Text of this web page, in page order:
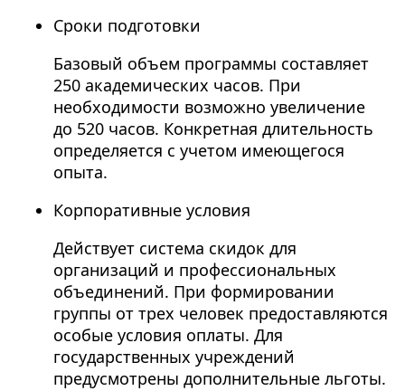
Сроки подготовки
Базовый объем программы составляет
250 академических часов. При
необходимости возможно увеличение
до 520 часов. Конкретная длительность
определяется с учетом имеющегося
опыта.
Корпоративные условия
Действует система скидок для
организаций и профессиональных
объединений. При формировании
группы от трех человек предоставляются
особые условия оплаты. Для
государственных учреждений
предусмотрены дополнительные льготы.